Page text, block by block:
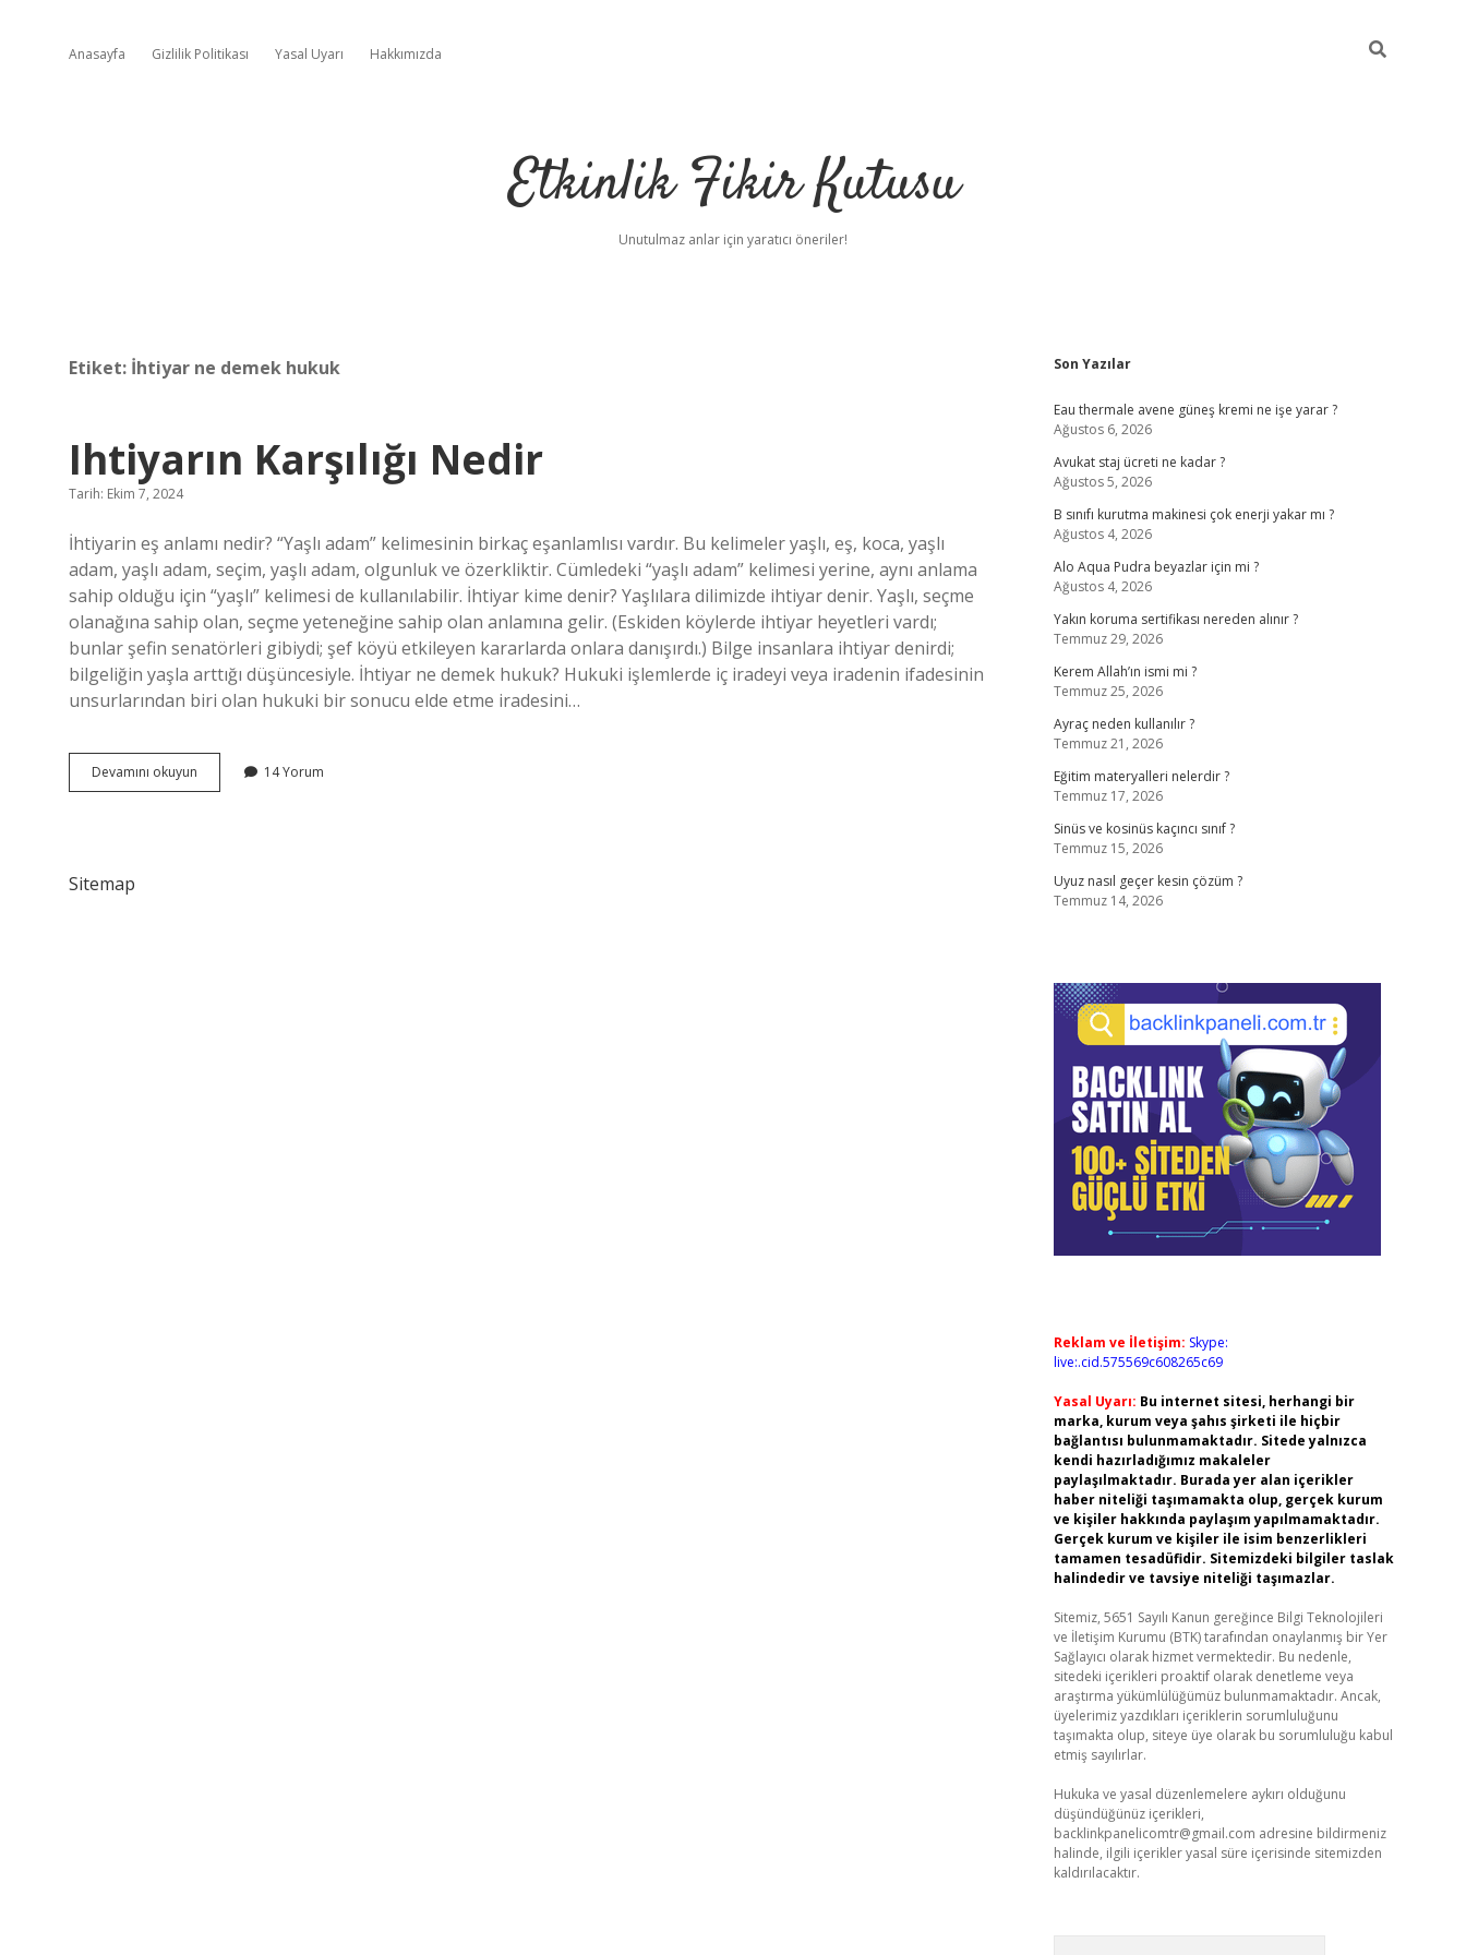
Anasayfa Gizlilik Politikası Yasal Uyarı Hakkımızda
Etkinlik Fikir Kutusu
Unutulmaz anlar için yaratıcı öneriler!
Etiket: İhtiyar ne demek hukuk
Ihtiyarın Karşılığı Nedir
Tarih: Ekim 7, 2024
İhtiyarin eş anlamı nedir? “Yaşlı adam” kelimesinin birkaç eşanlamlısı vardır. Bu kelimeler yaşlı, eş, koca, yaşlı
adam, yaşlı adam, seçim, yaşlı adam, olgunluk ve özerkliktir. Cümledeki “yaşlı adam” kelimesi yerine, aynı anlama
sahip olduğu için “yaşlı” kelimesi de kullanılabilir. İhtiyar kime denir? Yaşlılara dilimizde ihtiyar denir. Yaşlı, seçme
olanağına sahip olan, seçme yeteneğine sahip olan anlamına gelir. (Eskiden köylerde ihtiyar heyetleri vardı;
bunlar şefin senatörleri gibiydi; şef köyü etkileyen kararlarda onlara danışırdı.) Bilge insanlara ihtiyar denirdi;
bilgeliğin yaşla arttığı düşüncesiyle. İhtiyar ne demek hukuk? Hukuki işlemlerde iç iradeyi veya iradenin ifadesinin
unsurlarından biri olan hukuki bir sonucu elde etme iradesini…
Devamını okuyun Ihtiyarın
Karşılığı
14 Yorum
Sitemap
Sidebar
Son Yazılar
Eau thermale avene güneş kremi ne işe yarar ?
Ağustos 6, 2026
Avukat staj ücreti ne kadar ?
Ağustos 5, 2026
B sınıfı kurutma makinesi çok enerji yakar mı ?
Ağustos 4, 2026
Alo Aqua Pudra beyazlar için mi ?
Ağustos 4, 2026
Yakın koruma sertifikası nereden alınır ?
Temmuz 29, 2026
Kerem Allah’ın ismi mi ?
Temmuz 25, 2026
Ayraç neden kullanılır ?
Temmuz 21, 2026
Eğitim materyalleri nelerdir ?
Temmuz 17, 2026
Sinüs ve kosinüs kaçıncı sınıf ?
Temmuz 15, 2026
Uyuz nasıl geçer kesin çözüm ?
Temmuz 14, 2026
Reklam ve İletişim: Skype:
live:.cid.575569c608265c69
Yasal Uyarı: Bu internet sitesi, herhangi bir
marka, kurum veya şahıs şirketi ile hiçbir
bağlantısı bulunmamaktadır. Sitede yalnızca
kendi hazırladığımız makaleler
paylaşılmaktadır. Burada yer alan içerikler
haber niteliği taşımamakta olup, gerçek kurum
ve kişiler hakkında paylaşım yapılmamaktadır.
Gerçek kurum ve kişiler ile isim benzerlikleri
tamamen tesadüfidir. Sitemizdeki bilgiler taslak
halindedir ve tavsiye niteliği taşımazlar.
Sitemiz, 5651 Sayılı Kanun gereğince Bilgi Teknolojileri
ve İletişim Kurumu (BTK) tarafından onaylanmış bir Yer
Sağlayıcı olarak hizmet vermektedir. Bu nedenle,
sitedeki içerikleri proaktif olarak denetleme veya
araştırma yükümlülüğümüz bulunmamaktadır. Ancak,
üyelerimiz yazdıkları içeriklerin sorumluluğunu
taşımakta olup, siteye üye olarak bu sorumluluğu kabul
etmiş sayılırlar.
Hukuka ve yasal düzenlemelere aykırı olduğunu
düşündüğünüz içerikleri,
backlinkpanelicomtr@gmail.com adresine bildirmeniz
halinde, ilgili içerikler yasal süre içerisinde sitemizden
kaldırılacaktır.